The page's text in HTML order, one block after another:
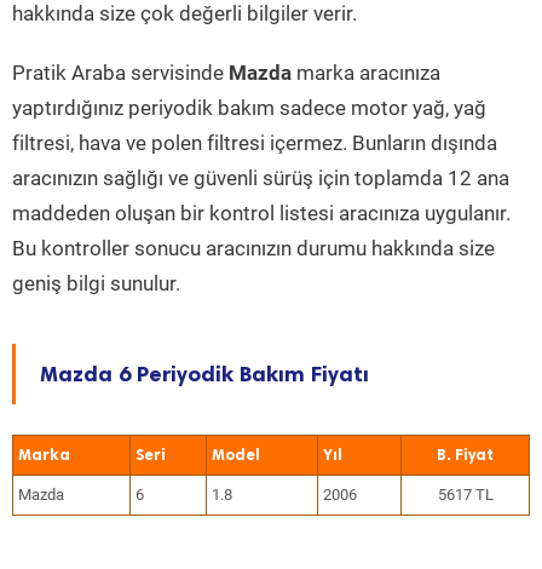
hakkında size çok değerli bilgiler verir.
Pratik Araba servisinde Mazda marka aracınıza
yaptırdığınız periyodik bakım sadece motor yağ, yağ
filtresi, hava ve polen filtresi içermez. Bunların dışında
aracınızın sağlığı ve güvenli sürüş için toplamda 12 ana
maddeden oluşan bir kontrol listesi aracınıza uygulanır.
Bu kontroller sonucu aracınızın durumu hakkında size
geniş bilgi sunulur.
Mazda 6 Periyodik Bakım Fiyatı
Marka Seri Model Yıl
Mazda 6 1.8 2006 5617 TL